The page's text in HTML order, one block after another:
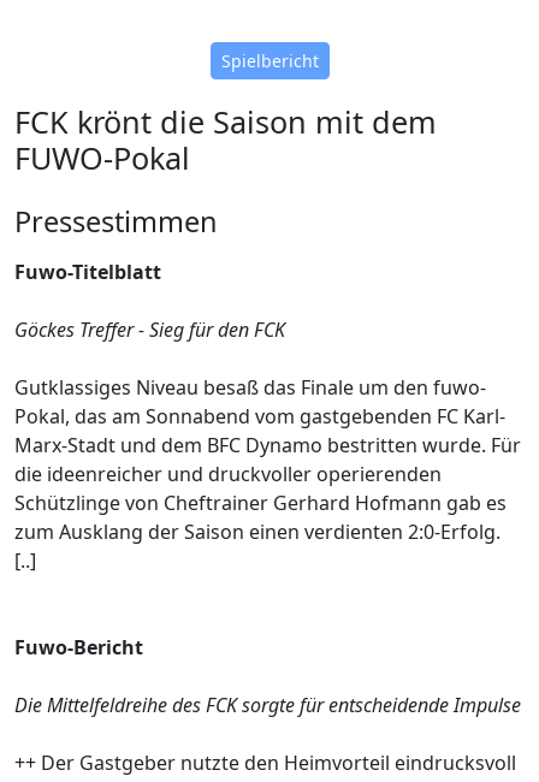
Spielbericht
FCK krönt die Saison mit dem
FUWO-Pokal
Pressestimmen
Fuwo-Titelblatt
Göckes Treffer - Sieg für den FCK
Gutklassiges Niveau besaß das Finale um den fuwo-
Pokal, das am Sonnabend vom gastgebenden FC Karl-
Marx-Stadt und dem BFC Dynamo bestritten wurde. Für
die ideenreicher und druckvoller operierenden
Schützlinge von Cheftrainer Gerhard Hofmann gab es
zum Ausklang der Saison einen verdienten 2:0-Erfolg.
[..]
Fuwo-Bericht
Die Mittelfeldreihe des FCK sorgte für entscheidende Impulse
++ Der Gastgeber nutzte den Heimvorteil eindrucksvoll